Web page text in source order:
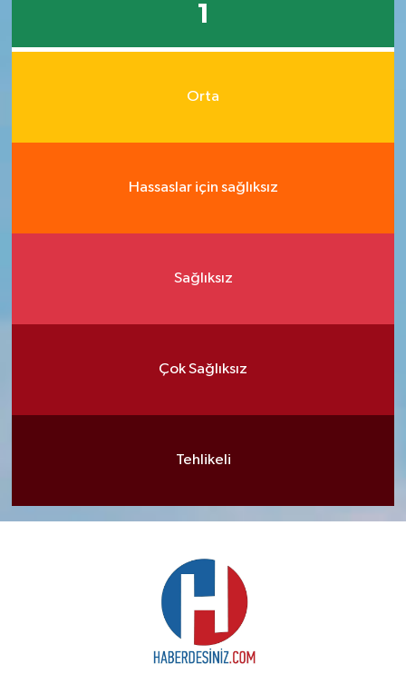
1
Orta
Hassaslar için sağlıksız
Sağlıksız
Çok Sağlıksız
Tehlikeli